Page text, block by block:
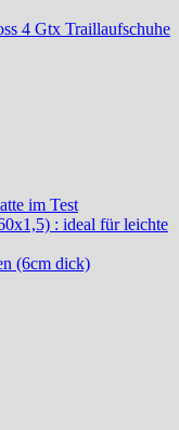
4 Gtx Traillaufschuhe
im Test
: ideal für leichte
(6cm dick)